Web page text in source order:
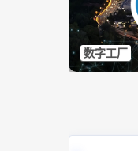
数字工厂